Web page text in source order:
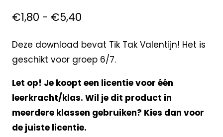
€1,80 - €5,40
Deze download bevat Tik Tak Valentijn! Het is
geschikt voor groep 6/7.
Let op! Je koopt een licentie voor één
leerkracht/klas. Wil je dit product in
meerdere klassen gebruiken? Kies dan voor
de juiste licentie.